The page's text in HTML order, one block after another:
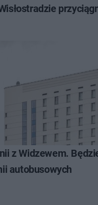
z Widzewem.
autobusowych